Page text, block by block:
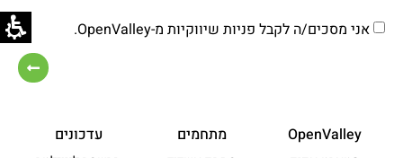
אני מסכים/ה לקבל פניות שיווקיות מ-OpenValley.
OpenValley מתחמים עדכונים